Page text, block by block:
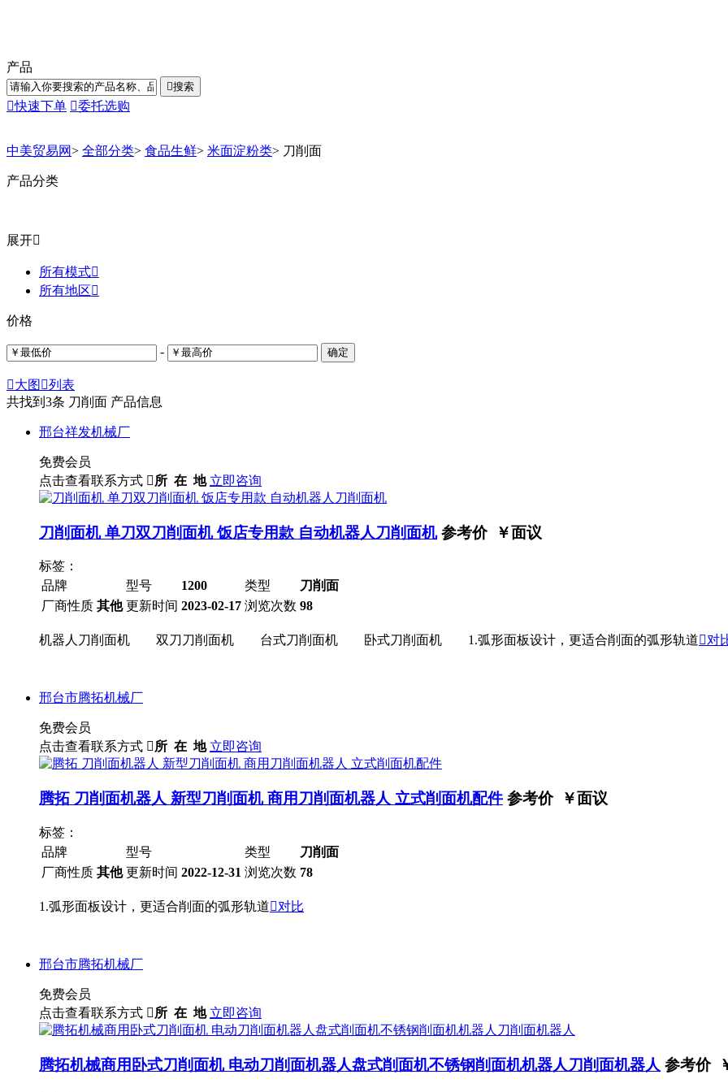
产品
搜索
快速下单 委托选购
中美贸易网> 全部分类> 食品生鲜> 米面淀粉类> 刀削面
产品分类
展开
所有模式
所有地区
价格
- 确定
大图 列表
共找到 3条 刀削面 产品信息
邢台祥发机械厂
免费会员
点击查看联系方式 所 在 地 立即咨询
刀削面机 单刀双刀削面机 饭店专用款 自动机器人刀削面机 参考价 ￥面议
标签：
品牌
型号 1200 类型
刀削面
厂商性质 其他 更新时间 2023-02-17 浏览次数 98
机器人刀削面机 双刀刀削面机 台式刀削面机 卧式刀削面机 1.弧形面板设计，更适合削面的弧形轨道对
邢台市腾拓机械厂
免费会员
点击查看联系方式 所 在 地 立即咨询
腾拓 刀削面机器人 新型刀削面机 商用刀削面机器人 立式削面机配件 参考价 ￥面议
标签：
品牌
型号 类型
刀削面
厂商性质 其他 更新时间 2022-12-31 浏览次数 78
1.弧形面板设计，更适合削面的弧形轨道对比
邢台市腾拓机械厂
免费会员
点击查看联系方式 所 在 地 立即咨询
腾拓机械商用卧式刀削面机 电动刀削面机器人盘式削面机不锈钢削面机机器人刀削面机器人 参考价